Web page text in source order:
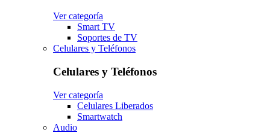
Ver categoría
Smart TV
Soportes de TV
Celulares y Teléfonos
Celulares y Teléfonos
Ver categoría
Celulares Liberados
Smartwatch
Audio